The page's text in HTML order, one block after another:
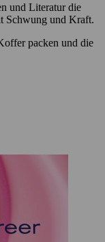
und Literatur die
Schwung und Kraft.
packen und die